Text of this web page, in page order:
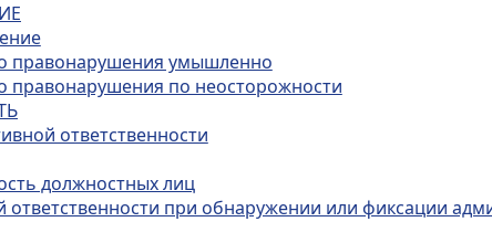
правонарушения умышленно
правонарушения по неосторожности
ответственности
должностных лиц
ответственности при обнаружении или фиксации